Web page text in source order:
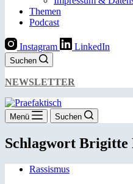
Themen
Podcast
Instagram LinkedIn
Suchen
NEWSLETTER
Menü Suchen
Schlagwort Brigitte
Rassismus